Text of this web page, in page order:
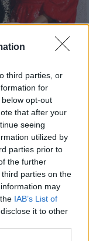
third parties, or
for
opt-out
that after your
seeing
utilized by
parties prior to
the further
parties on the
may
IAB’s List of
it to other
Τίπι
του
κατέστρεψε
δεν